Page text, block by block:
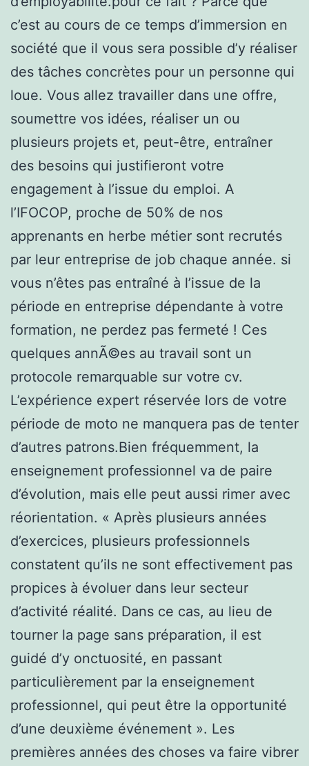
c’est au cours de ce temps d’immersion en
société que il vous sera possible d’y réaliser
des tâches concrètes pour un personne qui
loue. Vous allez travailler dans une offre,
soumettre vos idées, réaliser un ou
plusieurs projets et, peut-être, entraîner
des besoins qui justifieront votre
engagement à l’issue du emploi. A
l’IFOCOP, proche de 50% de nos
apprenants en herbe métier sont recrutés
par leur entreprise de job chaque année. si
vous n’êtes pas entraîné à l’issue de la
période en entreprise dépendante à votre
formation, ne perdez pas fermeté ! Ces
quelques annÃ©es au travail sont un
protocole remarquable sur votre cv.
L’expérience expert réservée lors de votre
période de moto ne manquera pas de tenter
d’autres patrons.Bien fréquemment, la
enseignement professionnel va de paire
d’évolution, mais elle peut aussi rimer avec
réorientation. « Après plusieurs années
d’exercices, plusieurs professionnels
constatent qu’ils ne sont effectivement pas
propices à évoluer dans leur secteur
d’activité réalité. Dans ce cas, au lieu de
tourner la page sans préparation, il est
guidé d’y onctuosité, en passant
particulièrement par la enseignement
professionnel, qui peut être la opportunité
d’une deuxième événement ». Les
premières années des choses va faire vibrer